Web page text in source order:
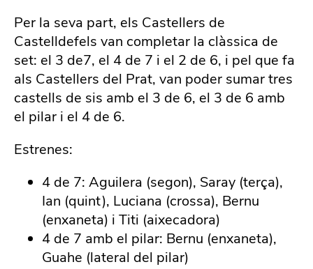
Per la seva part, els Castellers de
Castelldefels van completar la clàssica de
set: el 3 de7, el 4 de 7 i el 2 de 6, i pel que fa
als Castellers del Prat, van poder sumar tres
castells de sis amb el 3 de 6, el 3 de 6 amb
el pilar i el 4 de 6.
Estrenes:
4 de 7: Aguilera (segon), Saray (terça),
Ian (quint), Luciana (crossa), Bernu
(enxaneta) i Titi (aixecadora)
4 de 7 amb el pilar: Bernu (enxaneta),
Guahe (lateral del pilar)